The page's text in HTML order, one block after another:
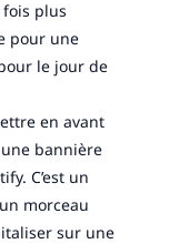
plus
pour une
le jour de
en avant
bannière
C’est un
morceau
sur une